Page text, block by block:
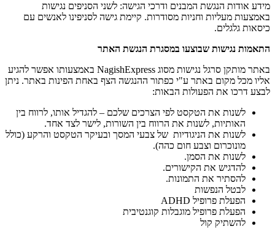
מידע אודות הנגשת המבנים ודרכי הגישה: לשני הסניפים נגישות
באמצעות מעליות וחניות מסודרות. קיימת גישה לסניפינו לאנשים עם
כיסאות גלגלים.
התאמות נגישות שבוצעו במסגרת הנגשת האתר
באתר מותקן סרגל נגישות מסוג NagishExpress באמצעותו אפשר להגיע
אליו מכל מקום באתר ע"י כפתור ההנגשה הצף באחת הפינות באתר. ניתן
לבצע דרכו את הפעולות הבאות:
לשנות את הטקסט לפי הצרכים שלכם – להגדיל אותו, לרווח בין
האותיות, לשנות את הרווח בין השורות, לישר לצד אחד.
לשנות את הניגודיות של צבעי המסך ובעיקר הטקסט והרקע (כולל
מונוכרום וצבע חום כהה).
לשנות את הסמן.
להדגיש את הקישורים.
להסתיר את התמונות.
לבטל הנפשות
הפעלת פרופיל ADHD
הפעלת פרופיל מוגבלות קוגנטיבית
להשתיק קול